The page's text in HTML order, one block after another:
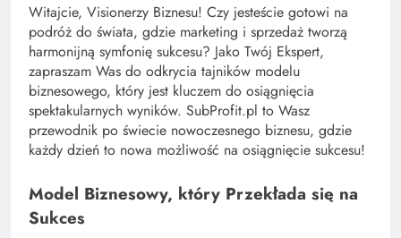
Witajcie, Visionerzy Biznesu! Czy jesteście gotowi na
podróż do świata, gdzie marketing i sprzedaż tworzą
harmonijną symfonię sukcesu? Jako Twój Ekspert,
zapraszam Was do odkrycia tajników modelu
biznesowego, który jest kluczem do osiągnięcia
spektakularnych wyników. SubProfit.pl to Wasz
przewodnik po świecie nowoczesnego biznesu, gdzie
każdy dzień to nowa możliwość na osiągnięcie sukcesu!
Model Biznesowy, który Przekłada się na
Sukces